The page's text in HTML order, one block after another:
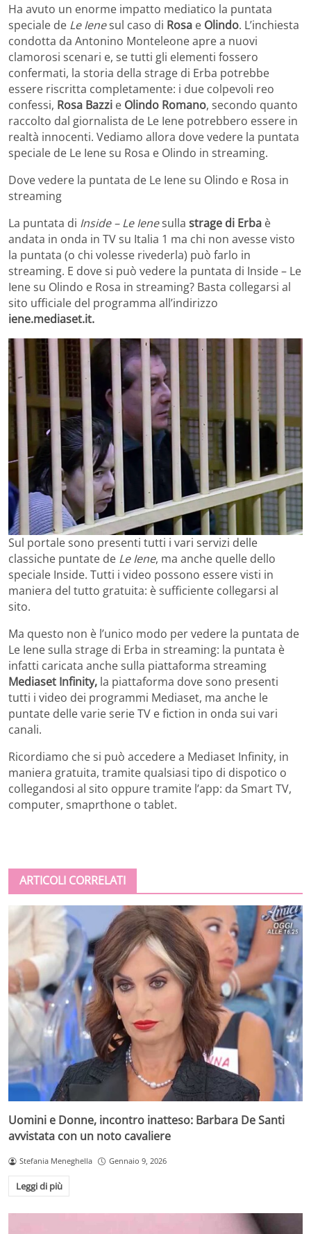
Ha avuto un enorme impatto mediatico la puntata
speciale de Le Ienesul caso di Rosa e Olindo. L’inchiesta
condotta da Antonino Monteleone apre a nuovi
clamorosi scenari e, se tutti gli elementi fossero
confermati, la storia della strage di Erba potrebbe
essere riscritta completamente: i due colpevoli reo
confessi, Rosa Bazzi e Olindo Romano, secondo quanto
raccolto dal giornalista de Le Iene potrebbero essere in
realtà innocenti. Vediamo allora dove vedere la puntata
speciale de Le Iene su Rosa e Olindo in streaming.
Dove vedere la puntata de Le Iene su Olindo e Rosa in
streaming
La puntata di Inside – Le Ienesulla strage di Erba è
andata in onda in TV su Italia 1 ma chi non avesse visto
la puntata (o chi volesse rivederla) può farlo in
streaming. E dove si può vedere la puntata di Inside – Le
Iene su Olindo e Rosa in streaming? Basta collegarsi al
sito ufficiale del programma all’indirizzo
iene.mediaset.it.
Sul portale sono presenti tutti i vari servizi delle
classiche puntate de Le Iene, ma anche quelle dello
speciale Inside. Tutti i video possono essere visti in
maniera del tutto gratuita: è sufficiente collegarsi al
sito.
Ma questo non è l’unico modo per vedere la puntata de
Le Iene sulla strage di Erba in streaming: la puntata è
infatti caricata anche sulla piattaforma streaming
Mediaset Infinity, la piattaforma dove sono presenti
tutti i video dei programmi Mediaset, ma anche le
puntate delle varie serie TV e fiction in onda sui vari
canali.
Ricordiamo che si può accedere a Mediaset Infinity, in
maniera gratuita, tramite qualsiasi tipo di dispotico o
collegandosi al sito oppure tramite l’app: da Smart TV,
computer, smaprthone o tablet.
ARTICOLI CORRELATI
Uomini e Donne, incontro inatteso: Barbara De Santi
avvistata con un noto cavaliere
Stefania Meneghella Gennaio 9, 2026
Leggi di più